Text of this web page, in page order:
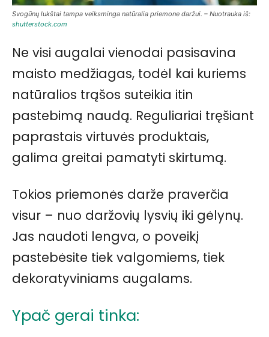
Svogūnų lukštai tampa veiksminga natūralia priemone daržui. – Nuotrauka iš:
shutterstock.com
Ne visi augalai vienodai pasisavina
maisto medžiagas, todėl kai kuriems
natūralios trąšos suteikia itin
pastebimą naudą. Reguliariai tręšiant
paprastais virtuvės produktais,
galima greitai pamatyti skirtumą.
Tokios priemonės darže praverčia
visur – nuo daržovių lysvių iki gėlynų.
Jas naudoti lengva, o poveikį
pastebėsite tiek valgomiems, tiek
dekoratyviniams augalams.
Ypač gerai tinka: